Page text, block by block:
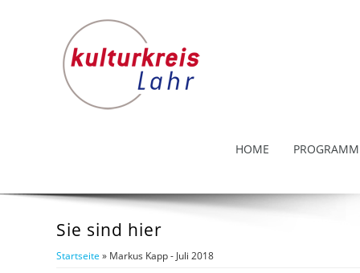
HOME PROGRAMM
Sie sind hier
Startseite » Markus Kapp - Juli 2018